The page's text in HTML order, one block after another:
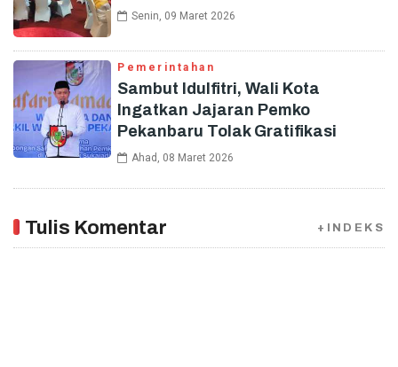
Senin, 09 Maret 2026
Pemerintahan
Sambut Idulfitri, Wali Kota
Ingatkan Jajaran Pemko
Pekanbaru Tolak Gratifikasi
Ahad, 08 Maret 2026
Tulis Komentar +INDEKS